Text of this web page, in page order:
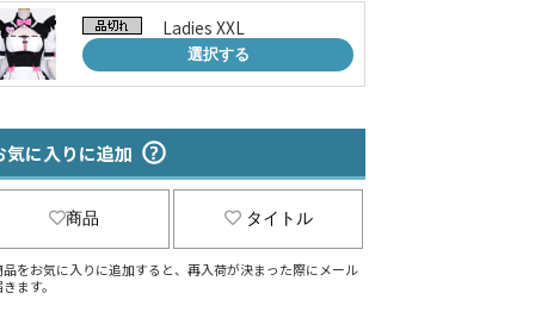
Ladies XXL
選択する
気に入りに追加
商品 タイトル
をお気に入りに追加すると、再入荷が決まった際にメール
ます。